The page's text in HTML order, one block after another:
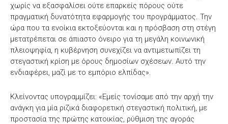
χωρίς να εξασφαλίσει ούτε επαρκείς πόρους ούτε
πραγματική δυνατότητα εφαρμογής του προγράμματος. Την
ώρα που τα ενοίκια εκτοξεύονται και η πρόσβαση στη στέγη
μετατρέπεται σε άπιαστο όνειρο για τη μεγάλη κοινωνική
πλειοψηφία, η κυβέρνηση συνεχίζει να αντιμετωπίζει τη
στεγαστική κρίση με όρους δημοσίων σχέσεων. Αυτό την
ενδιαφέρει, μαζί με το εμπόριο ελπίδας».
Κλείνοντας υπογραμμίζει: «Εμείς τονίσαμε από την αρχή την
ανάγκη για μία ριζικά διαφορετική στεγαστική πολιτική, με
προστασία της πρώτης κατοικίας, ρύθμιση της αγοράς